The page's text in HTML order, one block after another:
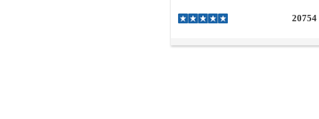
20754